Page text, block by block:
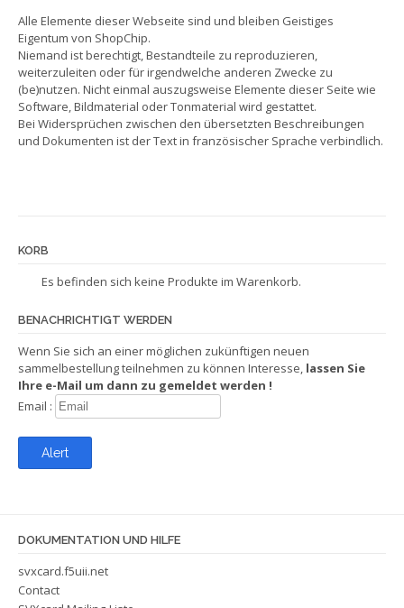
Alle Elemente dieser Webseite sind und bleiben Geistiges
Eigentum von ShopChip.
Niemand ist berechtigt, Bestandteile zu reproduzieren,
weiterzuleiten oder für irgendwelche anderen Zwecke zu
(be)nutzen. Nicht einmal auszugsweise Elemente dieser Seite wie
Software, Bildmaterial oder Tonmaterial wird gestattet.
Bei Widersprüchen zwischen den übersetzten Beschreibungen
und Dokumenten ist der Text in französischer Sprache verbindlich.
KORB
Es befinden sich keine Produkte im Warenkorb.
BENACHRICHTIGT WERDEN
Wenn Sie sich an einer möglichen zukünftigen neuen
sammelbestellung teilnehmen zu können Interesse, lassen Sie
Ihre e-Mail um dann zu gemeldet werden !
Email :
DOKUMENTATION UND HILFE
svxcard.f5uii.net
Contact